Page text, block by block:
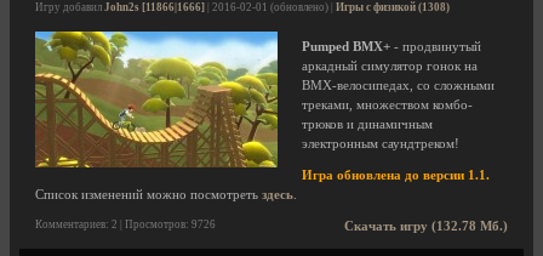
Игру добавил John2s [11866|1666] | 2016-02-01 (обновлено) | Игры с физикой (1308)
Pumped BMX+ - продвинутый
аркадный симулятор гонок на
BMX-велосипедах, со сложными
треками, множеством комбо-
трюков и динамичным
электронным саундтреком!
Игра обновлена до версии 1.1.
Список изменений можно посмотреть здесь
Скачать игру (132.78 Мб.)
Комментариев: 2 | Просмотров: 9726